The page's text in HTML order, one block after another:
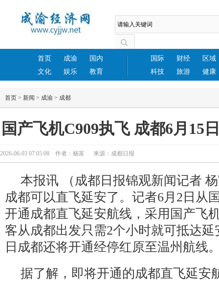
首页 成渝
国内
文化
娱乐 教育
国际 财经
区域
科技
旅游 健康
首页 > 新闻 > 成渝 > 成都
国产飞机C909执飞 成都6月15
2026-06-03 07:05:08 作者：杨富 来源：成都日报
本报讯 （成都日报锦观新闻记者
成都可以直飞延安了。记者6月2日从
开通成都直飞延安航线，采用国产飞
客从成都出发只需2个小时就可抵达延
日成都还将开通经停红原至温州航线
据了解，即将开通的成都直飞延安